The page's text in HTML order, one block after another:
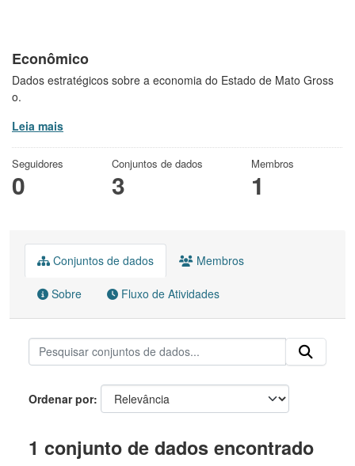
Econômico
Dados estratégicos sobre a economia do Estado de Mato Gross
o.
Leia mais
Seguidores
0
Conjuntos de dados
3
Membros
1
Conjuntos de dados Membros
Sobre Fluxo de Atividades
Ordenar por
1 conjunto de dados encontrado